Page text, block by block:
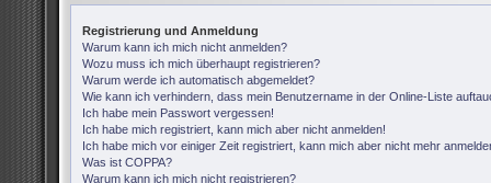
Registrierung und Anmeldung
Warum kann ich mich nicht anmelden?
Wozu muss ich mich überhaupt registrieren?
Warum werde ich automatisch abgemeldet?
Wie kann ich verhindern, dass mein Benutzername in der Online-Liste
Ich habe mein Passwort vergessen!
Ich habe mich registriert, kann mich aber nicht anmelden!
Ich habe mich vor einiger Zeit registriert, kann mich aber nicht mehr
Was ist COPPA?
Warum kann ich mich nicht registrieren?